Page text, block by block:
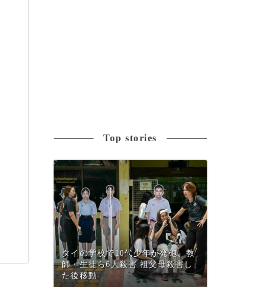
Top stories
タイの学校で10代少年が発砲、教
師・生徒ら6人殺害 祖父母殺害し
た後移動